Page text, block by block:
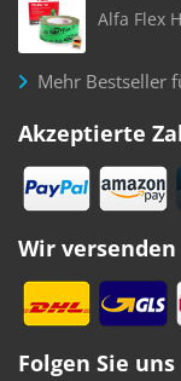
Alfa Flex
Mehr Bestseller
Akzeptierte
Wir
Folgen Sie uns